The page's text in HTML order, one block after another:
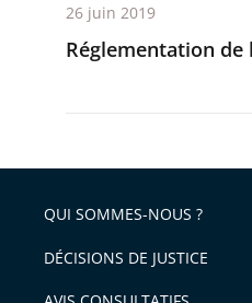
Réglementation de
26 juin 2019
QUI SOMMES-NOUS ?
DÉCISIONS DE JUSTICE